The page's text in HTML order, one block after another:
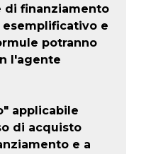
di finanziamento
esemplificativo e
potranno
l'agente
applicabile
di acquisto
e a